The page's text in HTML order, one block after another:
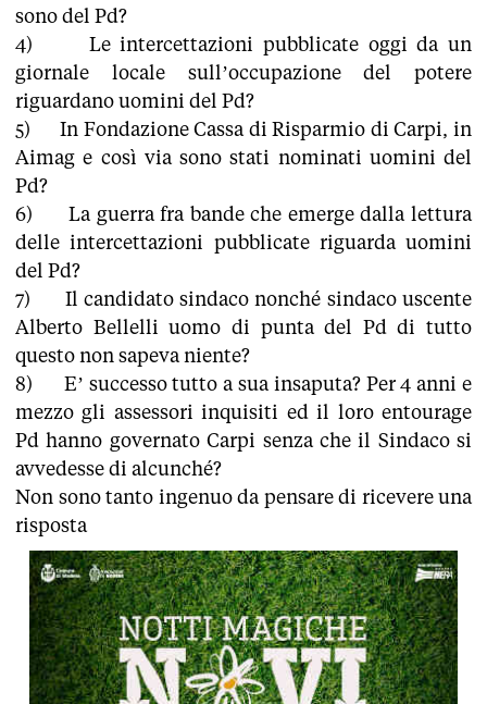
sono del Pd?
4) Le intercettazioni pubblicate oggi da un
giornale locale sull’occupazione del potere
riguardano uomini del Pd?
5) In Fondazione Cassa di Risparmio di Carpi, in
Aimag e così via sono stati nominati uomini del
Pd?
6) La guerra fra bande che emerge dalla lettura
delle intercettazioni pubblicate riguarda uomini
del Pd?
7) Il candidato sindaco nonché sindaco uscente
Alberto Bellelli uomo di punta del Pd di tutto
questo non sapeva niente?
8) E’ successo tutto a sua insaputa? Per 4 anni e
mezzo gli assessori inquisiti ed il loro entourage
Pd hanno governato Carpi senza che il Sindaco si
avvedesse di alcunché?
Non sono tanto ingenuo da pensare di ricevere una
risposta